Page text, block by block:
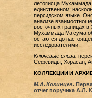
летописца
единственном,
персидском языке.
анализе
восточных границах в
Мухаммада Ма’сума
остаются до
исследователями.
Ключевые слова:
Сефевиды, Хорасан,
КОЛЛЕКЦИИ И
М.А. Козинцев.
отчет поручика А.Л.